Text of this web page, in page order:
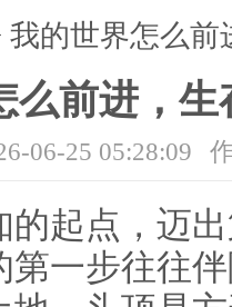
我的世界怎么
么前进，
06-25 05:28:09
的起点，迈
第一步往往